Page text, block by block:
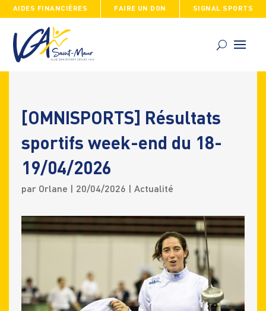
AIDES FINANCIÈRES FAIRE UN DON SIGNAL SPORTS
[OMNISPORTS] Résultats
sportifs week-end du 18-
19/04/2026
par Orlane 20/04/2026 Actualité